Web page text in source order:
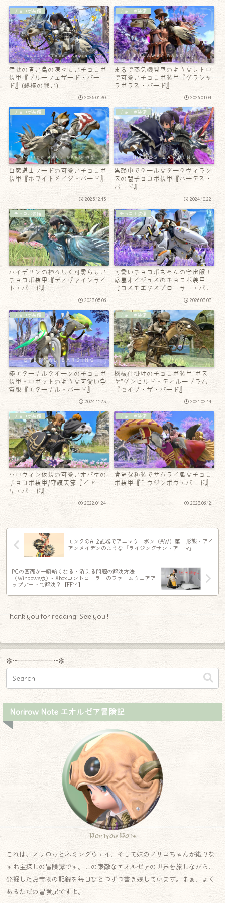
チョコボ装備
幸せの青い鳥の凛々しいチョコボ
装甲『ブルーフェザード・バー
ド』(終極の戦い)
2025.01.30
チョコボ装備
まるで蒸気機関車のようなレトロ
で可愛いチョコボ装甲『グラシャ
ラボラス・バード』
2026.01.04
チョコボ装備
白魔道士フードの可愛いチョコボ
装甲『ホワイトメイジ・バード』
2025.12.13
チョコボ装備
黒頭巾でクールなダークヴィラン
ズの闇チョコボ装甲『ハーデス・
バード』
2024.10.22
チョコボ装備
ハイデリンの神々しく可愛らしい
チョコボ装甲『ディヴァインライ
ト・バード』
2023.05.06
チョコボ装備
可愛いチョコボちゃんの宇宙服！
惑星オイジュスのチョコボ装甲
『コスモエクスプローラー・バー
2026.03.03
チョコボ装備
極エターナルクイーンのチョコボ
装甲・ロボットのような可愛い宇
宙服『エターナル・バード』
2024.11.23
チョコボ装備
機械仕掛けのチョコボ装甲“ボズ
ヤ”グンヒルド・ディルーブラム
『セイブ・ザ・バード』
2021.02.14
チョコボ装備
ハロウィン仮装の可愛いオバケの
チョコボ装甲/守護天節『イア
リ・バード』
2022.01.24
チョコボ装備
貴重な和装でサムライ風なチョコ
ボ装甲『ヨウジンボウ・バード』
2023.06.12
モンクのAF2武器でアニマウェポン（AW）第一形態・アイ
アンメイデンのような『ライジングサン・アニマ』
PCの画面が一瞬暗くなる・消える問題の解決方法
（Windows版）- Xboxコントローラーのファームウェアア
ップデートで解決？【FF14】
Thank you for reading. See you !
✼••┈┈┈┈┈┈┈┈┈••✼
Norirow Note エオルゼア冒険記
Norirow Note
これは、ノリロゥとネミングウェイ、そして妹のノリコちゃんが織りな
すお宝探しの冒険譚です。この素敵なエオルゼアの世界を旅しながら、
発掘したお宝物の記録を毎日ひとつずつ書き残しています。まぁ、よく
あるただの冒険記ですよ。